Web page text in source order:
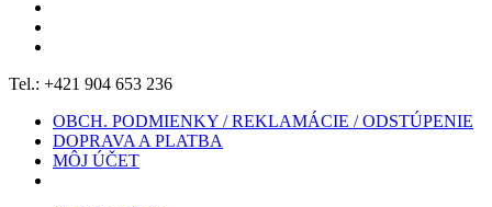
Tel.: +421 904 653 236
OBCH. PODMIENKY / REKLAMÁCIE / ODSTÚPENIE
DOPRAVA A PLATBA
MÔJ ÚČET